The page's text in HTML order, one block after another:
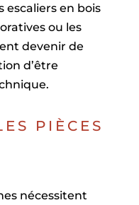
escaliers en bois
ou les
devenir de
d’être
PIÈCES
nécessitent